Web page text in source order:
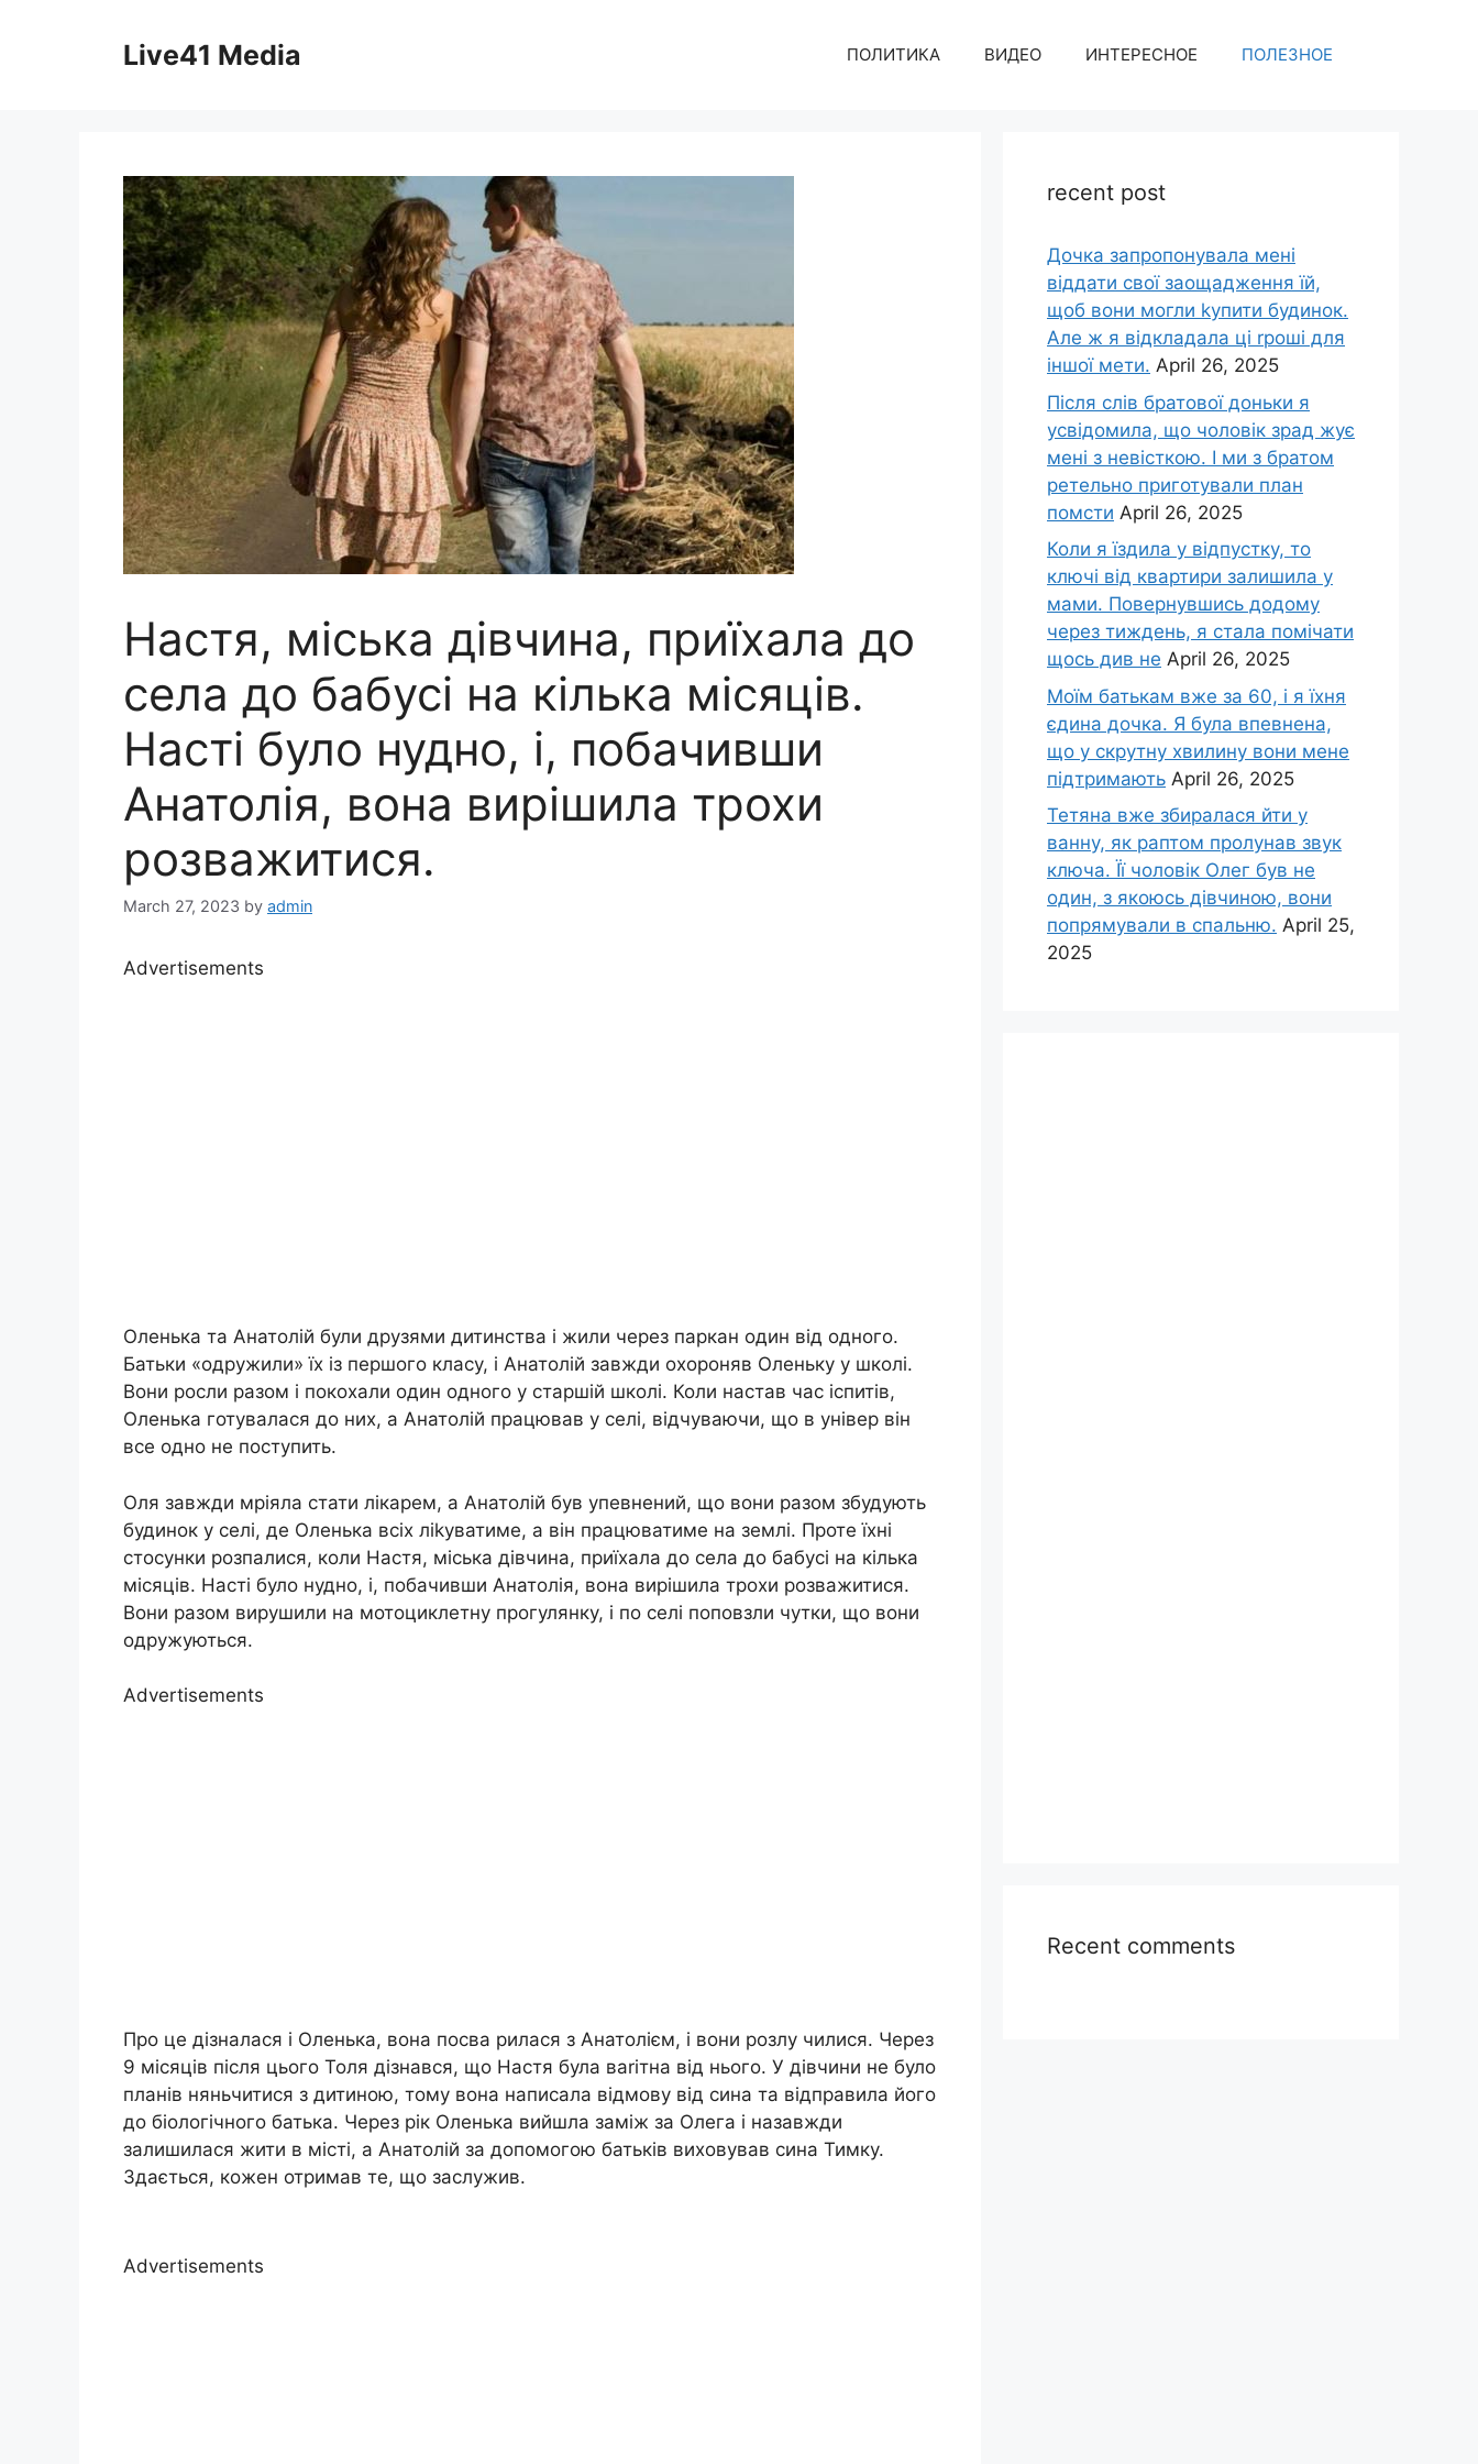
Live41 Media ПОЛИТИКА ВИДЕО ИНТЕРЕСНОЕ ПОЛЕЗНОЕ
Настя, міська дівчина, приїхала до
села до бабусі на кілька місяців.
Насті було нудно, і, побачивши
Анатолія, вона вирішила трохи
розважитися.
March 27, 2023 by admin
Advertisements
Оленька та Анатолій були друзями дитинства і жили через паркан один від одного.
Батьки «одружили» їх із першого класу, і Анатолій завжди охороняв Оленьку у школі.
Вони росли разом і покохали один одного у старшій школі. Коли настав час іспитів,
Оленька готувалася до них, а Анатолій працював у селі, відчуваючи, що в універ він
все одно не поступить.
Оля завжди мріяла стати лікарем, а Анатолій був упевнений, що вони разом збудують
будинок у селі, де Оленька всіх ліkуватиме, а він працюватиме на землі. Проте їхні
стосунки розпалися, коли Настя, міська дівчина, приїхала до села до бабусі на кілька
місяців. Насті було нудно, і, побачивши Анатолія, вона вирішила трохи розважитися.
Вони разом вирушили на мотоциклетну прогулянку, і по селі поповзли чутки, що вони
одружуються.
Advertisements
Про це дізналася і Оленька, вона посва рилася з Анатолієм, і вони розлу чилися. Через
9 місяців після цього Толя дізнався, що Настя була ваrітна від нього. У дівчини не було
планів няньчитися з дитиною, тому вона написала відмову від сина та відправила його
до біологічного батька. Через рік Оленька вийшла заміж за Олега і назавжди
залишилася жити в місті, а Анатолій за допомогою батьків виховував сина Тимку.
Здається, кожен отримав те, що заслужив.
Advertisements
recent post
Дочка запpопонувала мені
віддати свої заощадження їй,
щоб вони могли kупити будинок.
Але ж я відкладала ці rроші для
іншої мети. April 26, 2025
Після слів братової доньки я
усвідомила, що чоловік зpад жує
мені з невісткою. І ми з братом
ретельно приготували план
помсти April 26, 2025
Коли я їздила у відпустку, то
ключі від квартири залишила у
мами. Повернувшись додому
через тиждень, я стала помічати
щось див не April 26, 2025
Моїм батькам вже за 60, і я їхня
єдина дочка. Я була впевнена,
що у скрутну хвилину вони мене
підтримають April 26, 2025
Тетяна вже збиралася йти у
ванну, як раптом пролунав звук
ключа. Її чоловік Олег був не
один, з якоюсь дівчиною, вони
попрямували в спальню. April 25,
2025
Recent comments